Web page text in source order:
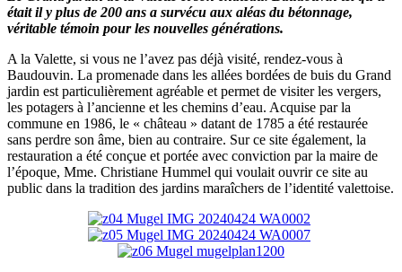
était il y plus de 200 ans a survécu aux aléas du bétonnage,
véritable témoin pour les nouvelles générations.
A la Valette, si vous ne l’avez pas déjà visité, rendez-vous à
Baudouvin. La promenade dans les allées bordées de buis du Grand
jardin est particulièrement agréable et permet de visiter les vergers,
les potagers à l’ancienne et les chemins d’eau. Acquise par la
commune en 1986, le « château » datant de 1785 a été restaurée
sans perdre son âme, bien au contraire. Sur ce site également, la
restauration a été conçue et portée avec conviction par la maire de
l’époque, Mme. Christiane Hummel qui voulait ouvrir ce site au
public dans la tradition des jardins maraîchers de l’identité valettoise.